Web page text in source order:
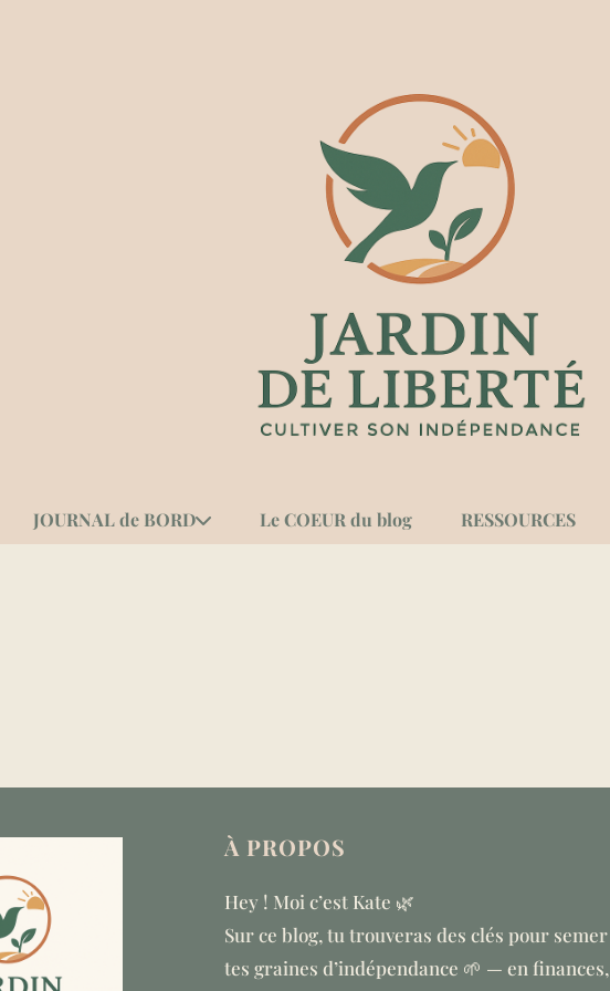
JOURNAL de BORD Le COEUR du blog RESSOURCES
À PROPOS
Hey ! Moi c’est Kate 🌿
Sur ce blog, tu trouveras des clés pour semer
tes graines d’indépendance 🌱 — en finances,